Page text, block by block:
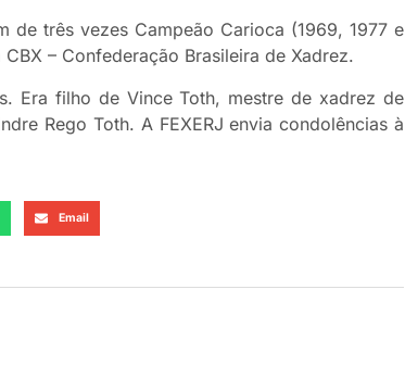
de três vezes Campeão Carioca (1969, 1977 e
– Confederação Brasileira de Xadrez.
Era filho de Vince Toth, mestre de xadrez de
Rego Toth. A FEXERJ envia condolências à
Email